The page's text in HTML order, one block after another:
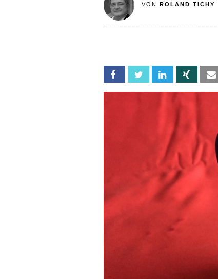
VON ROLAND TICHY
Facebook Twitter Linkedin Xing